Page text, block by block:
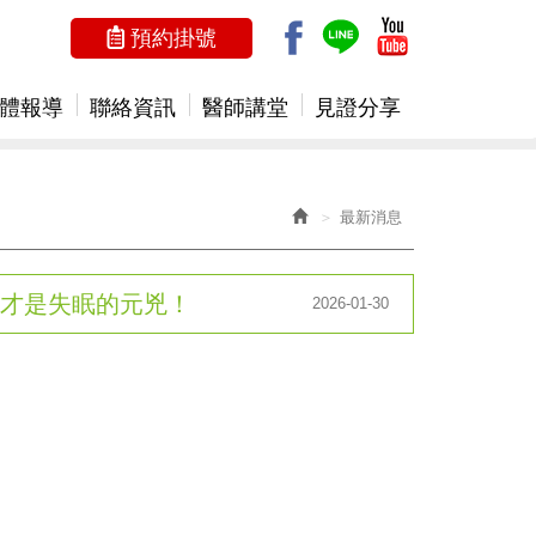
報導 聯絡資訊 醫師講堂 見證分享
預約掛號
最新消息
2026-01-30
是失眠的元兇！